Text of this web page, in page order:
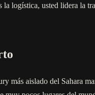
la logística, usted lidera la
más aislado del Sahara